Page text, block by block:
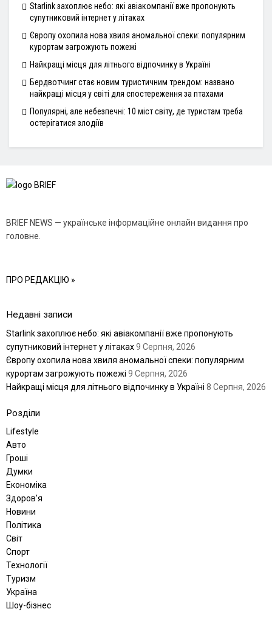
Starlink захоплює небо: які авіакомпанії вже пропонують
супутниковий інтернет у літаках
Європу охопила нова хвиля аномальної спеки: популярним
курортам загрожують пожежі
Найкращі місця для літнього відпочинку в Україні
Бердвотчинг стає новим туристичним трендом: названо
найкращі місця у світі для спостереження за птахами
Популярні, але небезпечні: 10 міст світу, де туристам треба
остерігатися злодіїв
BRIEF NEWS — українське інформаційне онлайн видання про
головне.
ПРО РЕДАКЦІЮ »
Недавні записи
Starlink захоплює небо: які авіакомпанії вже пропонують
супутниковий інтернет у літаках9 Серпня, 2026
Європу охопила нова хвиля аномальної спеки: популярним
курортам загрожують пожежі 9 Серпня, 2026
Найкращі місця для літнього відпочинку в Україні 8 Серпня, 2026
Розділи
Lifestyle
Авто
Гроші
Думки
Економіка
Здоров’я
Новини
Політика
Світ
Спорт
Технології
Туризм
Україна
Шоу-бізнес